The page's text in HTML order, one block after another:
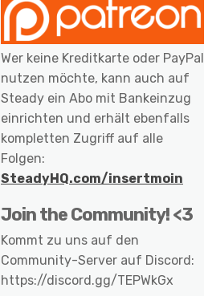
Wer keine Kreditkarte oder PayPal
nutzen möchte, kann auch auf
Steady ein Abo mit Bankeinzug
einrichten und erhält ebenfalls
kompletten Zugriff auf alle
Folgen:
SteadyHQ.com/insertmoin
Join the Community! <3
Kommt zu uns auf den
Community-Server auf Discord:
https://discord.gg/TEPWkGx